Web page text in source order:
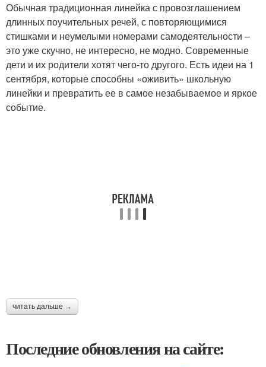
Обычная традиционная линейка с провозглашением
длинных поучительных речей, с повторяющимися
стишками и неумелыми номерами самодеятельности –
это уже скучно, не интересно, не модно. Современные
дети и их родители хотят чего-то другого. Есть идеи на 1
сентября, которые способны «оживить» школьную
линейки и превратить ее в самое незабываемое и яркое
событие.
читать дальше →
Последние обновления на сайте: